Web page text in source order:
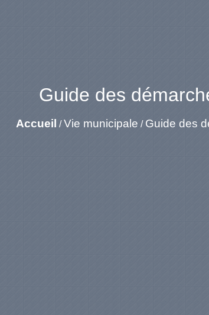
Guide des
Accueil /Vie municipale / Guide des